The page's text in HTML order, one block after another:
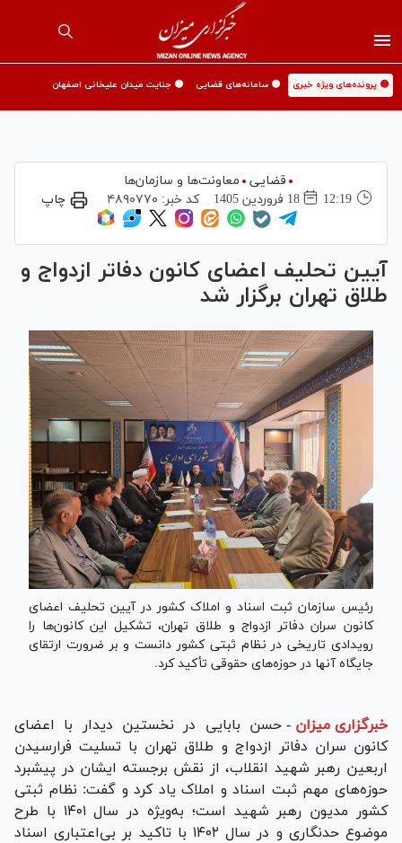
🟡 پرونده‌های ویژه خبری 🟡 سامانه‌های قضایی 🟡 جنایت میدان علیخانی اصفهان
قضایی
معاونت‌ها و سازمان‌ها
12:19
18 فروردين 1405 کد خبر: ۴۸۹۰۷۷۰ چاپ
آیین تحلیف اعضای کانون دفاتر ازدواج و
طلاق تهران برگزار شد
رئیس سازمان ثبت اسناد و املاک کشور در آیین تحلیف اعضای
کانون سران دفاتر ازدواج و طلاق تهران، تشکیل این کانون‌ها را
رویدادی تاریخی در نظام ثبتی کشور دانست و بر ضرورت ارتقای
جایگاه آنها در حوزه‌های حقوقی تأکید کرد.
خبرگزاری میزان - حسن بابایی در نخستین دیدار با اعضای
کانون سران دفاتر ازدواج و طلاق تهران با تسلیت فرارسیدن
اربعین رهبر شهید انقلاب، از نقش برجسته ایشان در پیشبرد
حوزه‌های مهم ثبت اسناد و املاک یاد کرد و گفت: نظام ثبتی
کشور مدیون رهبر شهید است؛ به‌ویژه در سال ۱۴۰۱ با طرح
موضوع حدنگاری و در سال ۱۴۰۲ با تاکید بر بی‌اعتباری اسناد